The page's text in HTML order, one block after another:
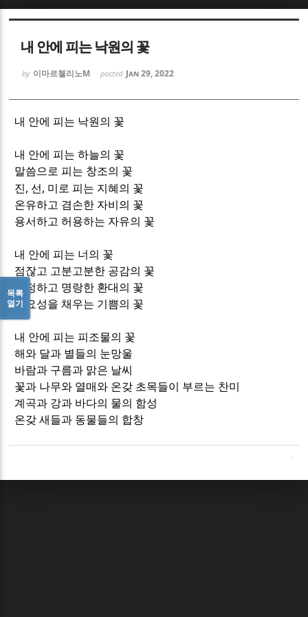
내 안에 피는 낙원의 꽃
by 이마르첼리노M posted Jan 29, 2022
내 안에 피는 낙원의 꽃
내 안에 피는 하늘의 꽃
말씀으로 피는 창조의 꽃
진, 선 , 미로 피는 지혜의 꽃
온유하고 겸손한 자비의 꽃
용서하고 허용하는 자유의 꽃
내 안에 피는 너의 꽃
점잖고 고분고분한 공감의 꽃
다정하고 명랑한 환대의 꽃
필요성을 채우는 기쁨의 꽃
내 안에 피는 피조물의 꽃
해와 달과 별들의 눈망울
바람과 구름과 맑은 날씨
꽃과 나무와 열매와 온갖 초목들이 부르는 찬미
계곡과 강과 바다의 물의 함성
온갖 새들과 동물들의 합창
목록
열기
Sketchbook5, 스케치북5
Sketchbook5, 스케치북5
Sketchbook5, 스케치북5
Sketchbook5, 스케치북5